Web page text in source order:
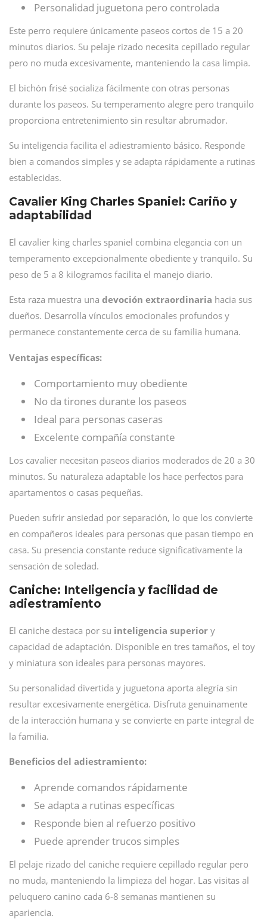
Personalidad juguetona pero controlada
Este perro requiere únicamente paseos cortos de 15 a 20
minutos diarios. Su pelaje rizado necesita cepillado regular
pero no muda excesivamente, manteniendo la casa limpia.
El bichón frisé socializa fácilmente con otras personas
durante los paseos. Su temperamento alegre pero tranquilo
proporciona entretenimiento sin resultar abrumador.
Su inteligencia facilita el adiestramiento básico. Responde
bien a comandos simples y se adapta rápidamente a rutinas
establecidas.
Cavalier King Charles Spaniel: Cariño y
adaptabilidad
El cavalier king charles spaniel combina elegancia con un
temperamento excepcionalmente obediente y tranquilo. Su
peso de 5 a 8 kilogramos facilita el manejo diario.
Esta raza muestra una devoción extraordinaria hacia sus
dueños. Desarrolla vínculos emocionales profundos y
permanece constantemente cerca de su familia humana.
Ventajas específicas:
Comportamiento muy obediente
No da tirones durante los paseos
Ideal para personas caseras
Excelente compañía constante
Los cavalier necesitan paseos diarios moderados de 20 a 30
minutos. Su naturaleza adaptable los hace perfectos para
apartamentos o casas pequeñas.
Pueden sufrir ansiedad por separación, lo que los convierte
en compañeros ideales para personas que pasan tiempo en
casa. Su presencia constante reduce significativamente la
sensación de soledad.
Caniche: Inteligencia y facilidad de
adiestramiento
El caniche destaca por su inteligencia superior y
capacidad de adaptación. Disponible en tres tamaños, el toy
y miniatura son ideales para personas mayores.
Su personalidad divertida y juguetona aporta alegría sin
resultar excesivamente energética. Disfruta genuinamente
de la interacción humana y se convierte en parte integral de
la familia.
Beneficios del adiestramiento:
Aprende comandos rápidamente
Se adapta a rutinas específicas
Responde bien al refuerzo positivo
Puede aprender trucos simples
El pelaje rizado del caniche requiere cepillado regular pero
no muda, manteniendo la limpieza del hogar. Las visitas al
peluquero canino cada 6-8 semanas mantienen su
apariencia.